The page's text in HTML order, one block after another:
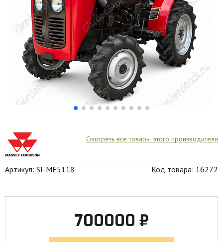
Смотреть все товары этого производителя
Артикул: SI-MF5118 Код товара: 16272
700000 ₽